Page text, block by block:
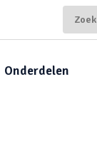
Onderdelen